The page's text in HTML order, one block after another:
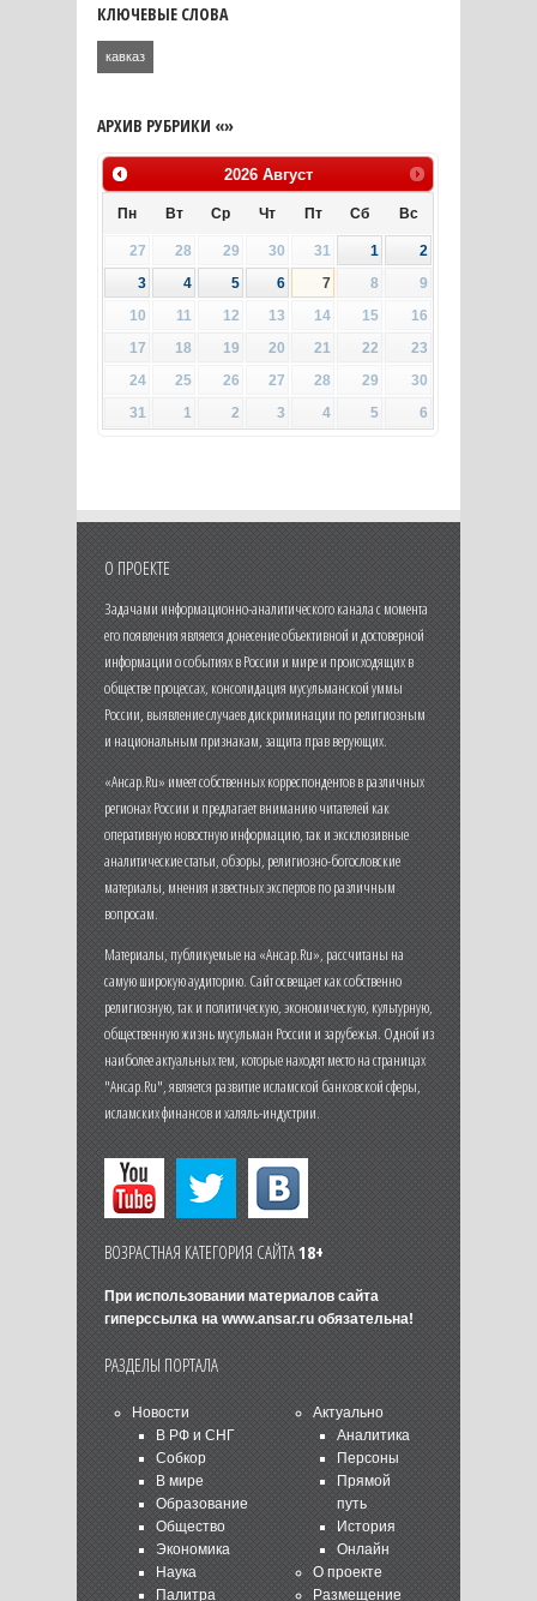
КЛЮЧЕВЫЕ СЛОВА
кавказ
АРХИВ РУБРИКИ «»
2026 Август
Пн Вт Ср Чт Пт Сб Вс
27 28 29 30 31 1
2
3
4 5 6 7 8
9
10
11 12 13 14 15
16
17
18 19 20 21 22
23
24
25 26 27 28 29
30
31
1 2 3 4 5 6
О ПРОЕКТЕ
Задачами информационно-аналитического канала с момента
его появления является донесение объективной и достоверной
информации о событиях в России и мире и происходящих в
обществе процессах, консолидация мусульманской уммы
России, выявление случаев дискриминации по религиозным
и национальным признакам, защита прав верующих.
«Ансар.Ru» имеет собственных корреспондентов в различных
регионах России и предлагает вниманию читателей как
оперативную новостную информацию, так и эксклюзивные
аналитические статьи, обзоры, религиозно-богословские
материалы, мнения известных экспертов по различным
вопросам.
Материалы, публикуемые на «Ансар.Ru», рассчитаны на
самую широкую аудиторию. Сайт освещает как собственно
религиозную, так и политическую, экономическую, культурную,
общественную жизнь мусульман России и зарубежья. Одной из
наиболее актуальных тем, которые находят место на страницах
"Ансар.Ru", является развитие исламской банковской сферы,
исламских финансов и халяль-индустрии.
ВОЗРАСТНАЯ КАТЕГОРИЯ САЙТА18+
При использовании материалов сайта
гиперссылка на www.ansar.ruобязательна!
РАЗДЕЛЫ ПОРТАЛА
Новости
В РФ и СНГ
Собкор
В мире
Образование
Общество
Экономика
Наука
Палитра
Актуально
Аналитика
Персоны
Прямой
путь
История
Онлайн
О проекте
Размещение